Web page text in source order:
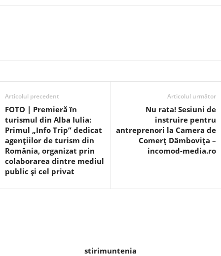
Articolul precedent
FOTO | Premieră în
turismul din Alba Iulia:
Primul „Info Trip” dedicat
agențiilor de turism din
România, organizat prin
colaborarea dintre mediul
public și cel privat
Articolul următor
Nu rata! Sesiuni de
instruire pentru
antreprenori la Camera de
Comerț Dâmboviţa –
incomod-media.ro
stirimuntenia